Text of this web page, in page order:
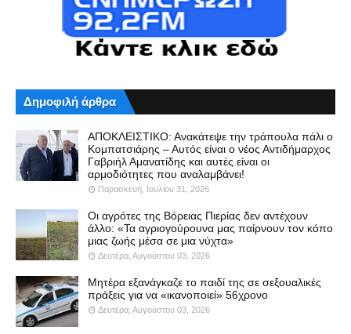
Δημοφιλή άρθρα
ΑΠΟΚΛΕΙΣΤΙΚΟ: Ανακάτεψε την τράπουλα πάλι ο
Κομπατσιάρης – Αυτός είναι ο νέος Αντιδήμαρχος
Γαβριήλ Αμανατίδης και αυτές είναι οι
αρμοδιότητες που αναλαμβάνει!
Παρασκευή, Ιουλίου 31, 2026
Οι αγρότες της Βόρειας Πιερίας δεν αντέχουν
άλλο: «Τα αγριογούρουνα μας παίρνουν τον κόπο
μιας ζωής μέσα σε μια νύχτα»
Δευτέρα, Αυγούστου 03, 2026
Μητέρα εξανάγκαζε το παιδί της σε σεξουαλικές
πράξεις για να «ικανοποιεί» 56χρονο
Δευτέρα, Αυγούστου 03, 2026